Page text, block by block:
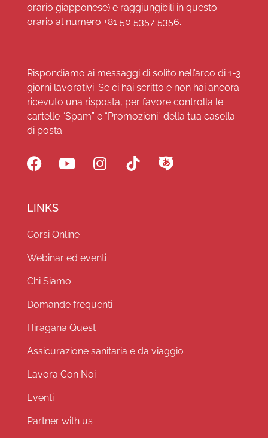
orario giapponese) e raggiungibili in questo
orario al numero +81 50 5357 5356.
Rispondiamo ai messaggi di solito nell’arco di 1-3
giorni lavorativi. Se ci hai scritto e non hai ancora
ricevuto una risposta, per favore controlla le
cartelle “Spam” e “Promozioni” della tua casella
di posta.
LINKS
Corsi Online
Webinar ed eventi
Chi Siamo
Domande frequenti
Hiragana Quest
Assicurazione sanitaria e da viaggio
Lavora Con Noi
Eventi
Partner with us